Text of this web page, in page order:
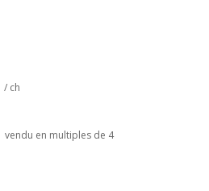
/ ch
vendu en multiples de 4